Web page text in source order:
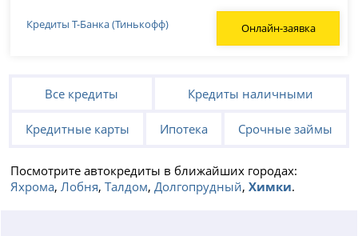
Онлайн-заявка
Кредиты Т-Банка (Тинькофф)
Все кредиты Кредиты наличными
Кредитные карты Ипотека Срочные займы
Посмотрите автокредиты в ближайших городах:
Яхрома,Лобня,Талдом,Долгопрудный,Химки.